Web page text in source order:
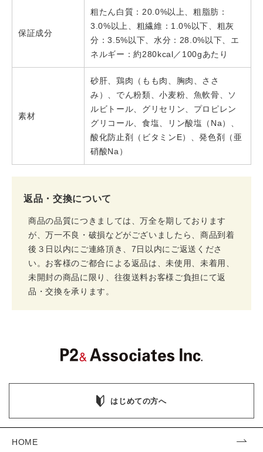
保証成分
粗たん白質：20.0%以上、粗脂肪：
3.0%以上、粗繊維：1.0%以下、粗灰
分：3.5%以下、水分：28.0%以下、エ
ネルギー：約280kcal／100gあたり
素材
砂肝、鶏肉（もも肉、胸肉、ささ
み）、でん粉類、小麦粉、魚軟骨、ソ
ルビトール、グリセリン、プロピレン
グリコール、食塩、リン酸塩（Na）、
酸化防止剤（ビタミンE）、発色剤（亜
硝酸Na）
返品・交換について
商品の品質につきましては、万全を期しております
が、万一不良・破損などがございましたら、商品到着
後３日以内にご連絡頂き、7日以内にご返送くださ
い。お客様のご都合による返品は、未使用、未着用、
未開封の商品に限り、往復送料お客様ご負担にて返
品・交換を承ります。
はじめての方へ
HOME